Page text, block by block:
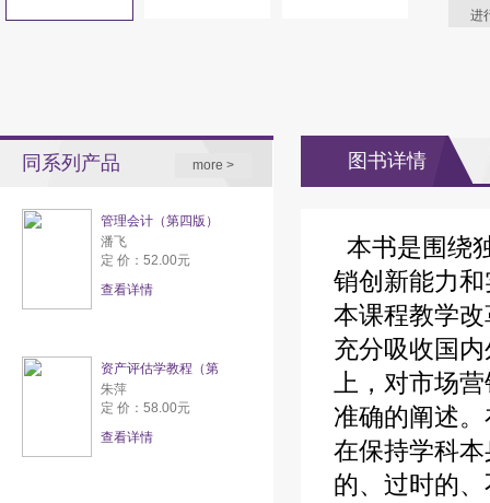
进
同系列产品 more >
管理会计（第四版）
潘飞
定 价：52.00元
查看详情
资产评估学教程（第
朱萍
定 价：58.00元
查看详情
图书详情
本书是围绕
销创新能力
本课程教学
充分吸收国
上，对市场
准确的阐述
在保持学科
的、过时的